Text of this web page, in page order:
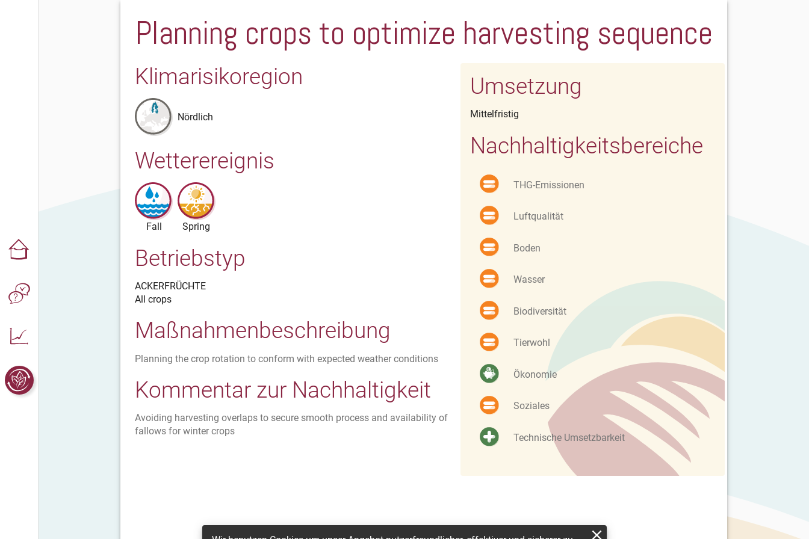
Planning crops to optimize harvesting sequence
Umsetzung
Mittelfristig
Nachhaltigkeitsbereiche
THG-Emissionen
Luftqualität
Boden
Wasser
Biodiversität
Tierwohl
Ökonomie
Soziales
Technische Umsetzbarkeit
Klimarisikoregion
Nördlich
Wetterereignis
Fall Spring
Betriebstyp
ACKERFRÜCHTE
All crops
Maßnahmenbeschreibung
Planning the crop rotation to conform with expected weather conditions
Kommentar zur Nachhaltigkeit
Avoiding harvesting overlaps to secure smooth process and availability of
fallows for winter crops